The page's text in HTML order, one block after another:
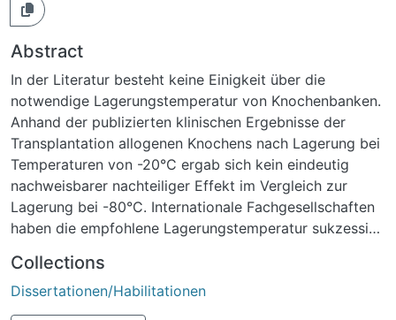
Abstract
In der Literatur besteht keine Einigkeit über die
notwendige Lagerungstemperatur von Knochenbanken.
Anhand der publizierten klinischen Ergebnisse der
Transplantation allogenen Knochens nach Lagerung bei
Temperaturen von -20°C ergab sich kein eindeutig
nachweisbarer nachteiliger Effekt im Vergleich zur
Lagerung bei -80°C. Internationale Fachgesellschaften
haben die empfohlene Lagerungstemperatur sukzessiv
Monaten angehoben. Die Lagerung des allogenen
Knochens bei -20°C im Vergleich zu -80°C hatte keine
nachweisbaren negativen Einflüsse auf die
Collections
Dissertationen/Habilitationen